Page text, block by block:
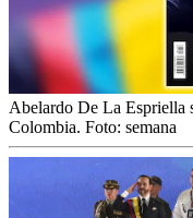
Abelardo De La Espriella
Colombia. Foto: semana